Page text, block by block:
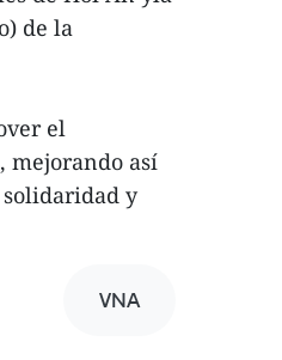
de la
el
mejorando así
y
VNA